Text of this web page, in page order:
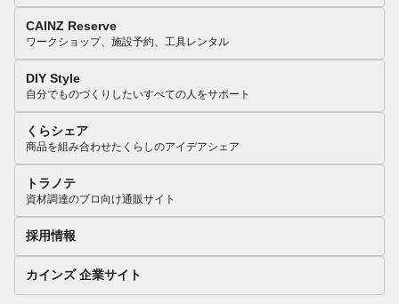
CAINZ Reserve
ワークショップ、施設予約、工具レンタル
DIY Style
自分でものづくりしたいすべての人をサポート
くらシェア
商品を組み合わせたくらしのアイデアシェア
トラノテ
資材調達のプロ向け通販サイト
採用情報
カインズ 企業サイト